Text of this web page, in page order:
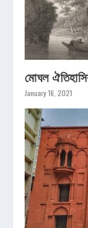
মোঘল
January 16, 2021